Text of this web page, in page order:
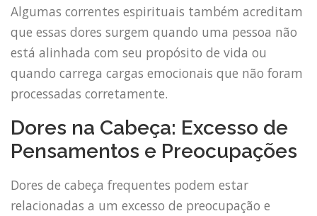
Algumas correntes espirituais também acreditam
que essas dores surgem quando uma pessoa não
está alinhada com seu propósito de vida ou
quando carrega cargas emocionais que não foram
processadas corretamente.
Dores na Cabeça: Excesso de
Pensamentos e Preocupações
Dores de cabeça frequentes podem estar
relacionadas a um excesso de preocupação e